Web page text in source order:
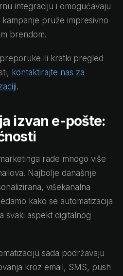
integraciju i omogućavaju
kampanje pruže impresivno
brendom.
ili kratki pregled
kontaktirajte nas za
.
izvan e-pošte:
rade mnogo više
Najbolje današnje
višekanalna
kako se automatizacija
svaki aspekt digitalnog
sada podržavaju
kroz email, SMS, push